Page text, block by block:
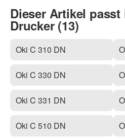
Dieser Artikel
Drucker (13)
Oki C 310 DN
Oki C 330 DN
Oki C 331 DN
Oki C 510 DN